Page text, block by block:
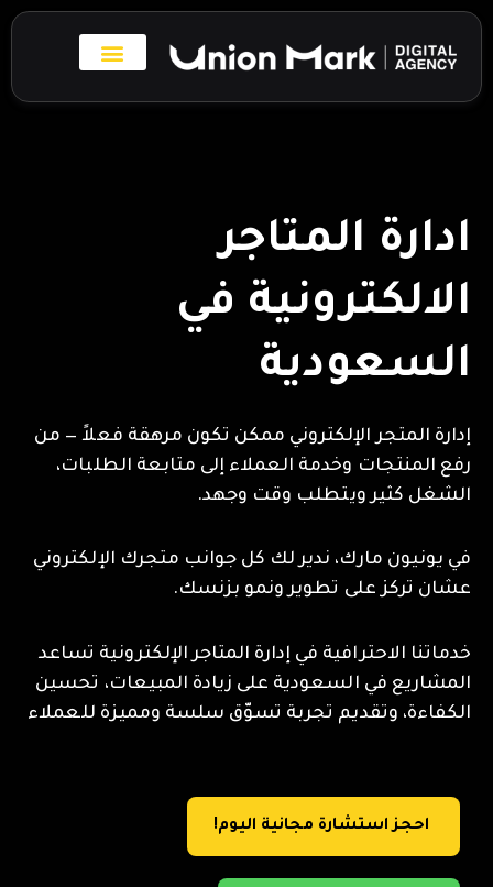
تخطي
المحتوى
ادارة المتاجر
الالكترونية في
السعودية
إدارة المتجر الإلكتروني ممكن تكون مرهقة فعلاً — من
رفع المنتجات وخدمة العملاء إلى متابعة الطلبات،
الشغل كثير ويتطلب وقت وجهد.
في يونيون مارك، ندير لك كل جوانب متجرك الإلكتروني
عشان تركز على تطوير ونمو بزنسك.
خدماتنا الاحترافية في إدارة المتاجر الإلكترونية تساعد
المشاريع في السعودية على زيادة المبيعات، تحسين
الكفاءة، وتقديم تجربة تسوّق سلسة ومميزة للعملاء
احجز استشارة مجانية اليوم!